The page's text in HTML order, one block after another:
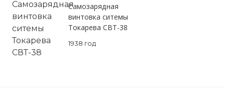
Самозарядная
винтовка ситемы
Токарева СВТ-38
1938 год
Вернуться в статью:Всесоюзная